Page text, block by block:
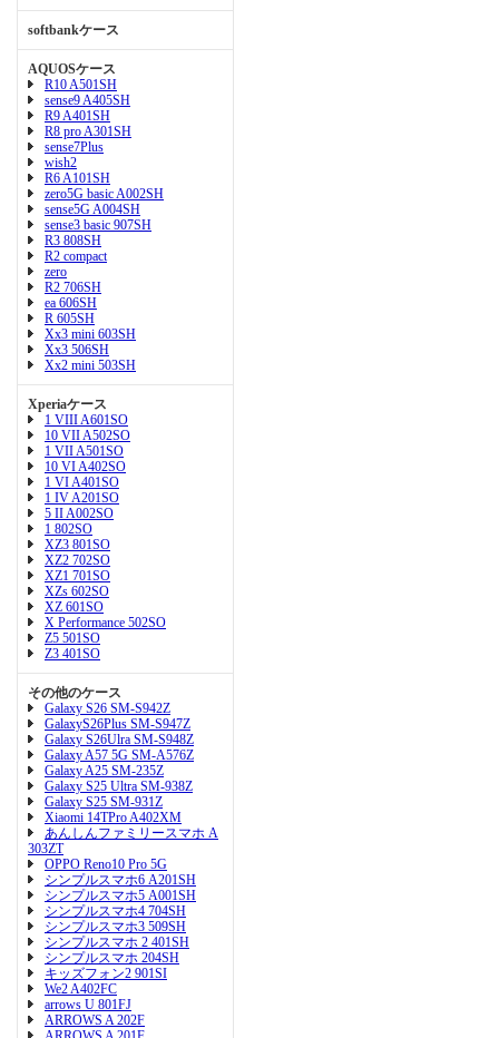
softbankケース
AQUOSケース
R10 A501SH
sense9 A405SH
R9 A401SH
R8 pro A301SH
sense7Plus
wish2
R6 A101SH
zero5G basic A002SH
sense5G A004SH
sense3 basic 907SH
R3 808SH
R2 compact
zero
R2 706SH
ea 606SH
R 605SH
Xx3 mini 603SH
Xx3 506SH
Xx2 mini 503SH
Xperiaケース
1 VIII A601SO
10 VII A502SO
1 VII A501SO
10 VI A402SO
1 VI A401SO
1 IV A201SO
5 II A002SO
1 802SO
XZ3 801SO
XZ2 702SO
XZ1 701SO
XZs 602SO
XZ 601SO
X Performance 502SO
Z5 501SO
Z3 401SO
その他のケース
Galaxy S26 SM-S942Z
GalaxyS26Plus SM-S947Z
Galaxy S26Ulra SM-S948Z
Galaxy A57 5G SM-A576Z
Galaxy A25 SM-235Z
Galaxy S25 Ultra SM-938Z
Galaxy S25 SM-931Z
Xiaomi 14TPro A402XM
あんしんファミリースマホ A
303ZT
OPPO Reno10 Pro 5G
シンプルスマホ6 A201SH
シンプルスマホ5 A001SH
シンプルスマホ4 704SH
シンプルスマホ3 509SH
シンプルスマホ 2 401SH
シンプルスマホ 204SH
キッズフォン2 901SI
We2 A402FC
arrows U 801FJ
ARROWS A 202F